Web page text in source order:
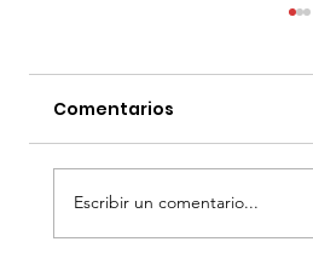
Comentarios
Escribir un comentario...